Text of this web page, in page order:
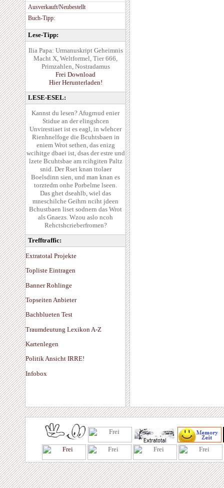
Ausverkauft/Neubestellt
Buch-Tipp:
Lese-Tipp:
Ilia Papa: Urmanuskript Geheimnis
Macht X, Weltformel, Tier 666,
Primzahlen, Nostradamus
Frei Download
Hier Herunterladen!
LESE-ESEL:
Kannst du lesen? Afugrnud enier
Stidue an der elingshcen
Unvirestiaet ist es eagl, in wlehcer
Rienhnelfoge die Bcuhtsbaen in
eniem Wrot sethen, das enizg
wcihitge dbaei ist, dsas der estre und
lzete Bcuhtsbae am rcihgiten Paltz
snid. Der Rset knan ttolaer
Boelsdinn sien, und man knan es
torztedm onhe Porbelme lseen.
Das ghet dseahlb, wiel das
mneschilche Geihrn nciht jdeen
Bchustbaen liset sodnern das Wrot
als Gnaezs. Wzou aslo ncoh
Rehctshcrieberfromen?
Trefftraffic:
Extratotal Projekte
Topliste Eintragen
Banner Rohlinge
Topseiten Anbieter
Bachblueten Test
Traumdeutung Lexikon A-Z
Kartenlegen
Politik Ansicht IRRE!
Infobox